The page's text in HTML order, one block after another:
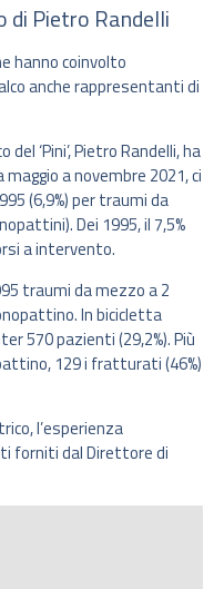
di Pietro Randelli
hanno coinvolto
anche rappresentanti di
‘Pini’, Pietro Randelli, ha
a novembre 2021, ci
(6,9%) per traumi da
Dei 1995, il 7,5%
a intervento.
traumi da mezzo a 2
In bicicletta
570 pazienti (29,2%). Più
129 i fratturati (46%)
l’esperienza
forniti dal Direttore di